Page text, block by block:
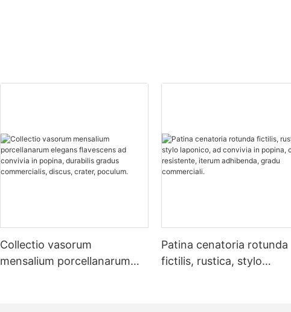
Collectio vasorum
mensalium porcellanarum
Patina cenatoria rotunda
fictilis, rustica, stylo